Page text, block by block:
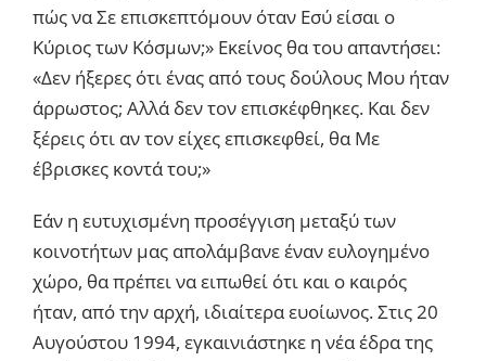
πώς να Σε επισκεπτόμουν όταν Εσύ είσαι ο
Κύριος των Κόσμων;» Εκείνος θα του απαντήσει:
«Δεν ήξερες ότι ένας από τους δούλους Μου ήταν
άρρωστος; Αλλά δεν τον επισκέφθηκες. Και δεν
ξέρεις ότι αν τον είχες επισκεφθεί, θα Με
έβρισκες κοντά του;»
Εάν η ευτυχισμένη προσέγγιση μεταξύ των
κοινοτήτων μας απολάμβανε έναν ευλογημένο
χώρο, θα πρέπει να ειπωθεί ότι και ο καιρός
ήταν, από την αρχή, ιδιαίτερα ευοίωνος. Στις 20
Αυγούστου 1994, εγκαινιάστηκε η νέα έδρα της